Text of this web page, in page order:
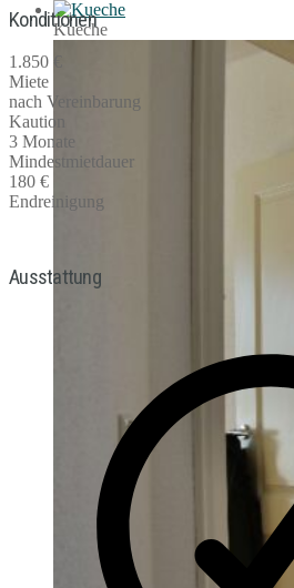
Kueche
Konditionen
1.850 €
Miete
nach Vereinbarung
Kaution
3 Monate
Mindestmietdauer
180 €
Endreinigung
Ausstattung